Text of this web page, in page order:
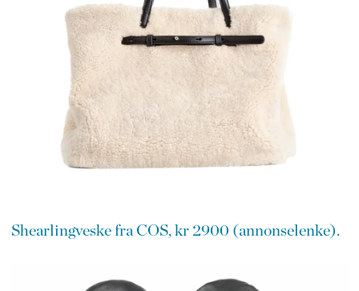
Shearlingveske fra COS, kr 2900 (annonselenke).